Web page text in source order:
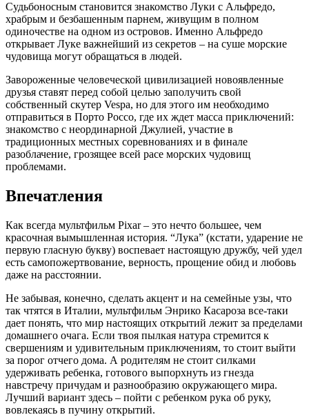
Судьбоносным становится знакомство Луки с Альфредо,
храбрым и безбашенным парнем, живущим в полном
одиночестве на одном из островов. Именно Альфредо
открывает Луке важнейший из секретов – на суше морские
чудовища могут обращаться в людей.
Завороженные человеческой цивилизацией новоявленные
друзья ставят перед собой целью заполучить свой
собственный скутер Vespa, но для этого им необходимо
отправиться в Порто Россо, где их ждет масса приключений:
знакомство с неординарной Джулией, участие в
традиционных местных соревнованиях и в финале
разоблачение, грозящее всей расе морских чудовищ
проблемами.
Впечатления
Как всегда мультфильм Pixar – это нечто большее, чем
красочная вымышленная история. “Лука” (кстати, ударение не
первую гласную букву) воспевает настоящую дружбу, чей удел
есть самопожертвование, верность, прощение обид и любовь
даже на расстоянии.
Не забывая, конечно, сделать акцент и на семейные узы, что
так чтятся в Италии, мультфильм Энрико Касароза все-таки
дает понять, что мир настоящих открытий лежит за пределами
домашнего очага. Если твоя пылкая натура стремится к
свершениям и удивительным приключениям, то стоит выйти
за порог отчего дома. А родителям не стоит силками
удерживать ребенка, готового выпорхнуть из гнезда
навстречу причудам и разнообразию окружающего мира.
Лучший вариант здесь – пойти с ребенком рука об руку,
вовлекаясь в пучину открытий.